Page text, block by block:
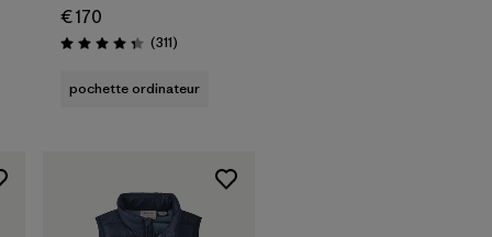
€ 170
Évaluation: 4.3 / 5
(311Avis
)
pochette ordinateur